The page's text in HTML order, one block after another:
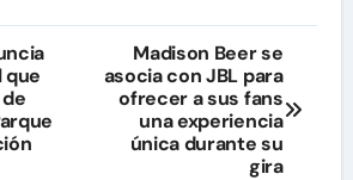
que
Madison Beer se
asocia con JBL para
ofrecer a sus fans
una experiencia
única durante su
gira